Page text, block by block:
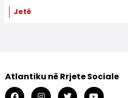
Jetë
Atlantiku në Rrjete Sociale